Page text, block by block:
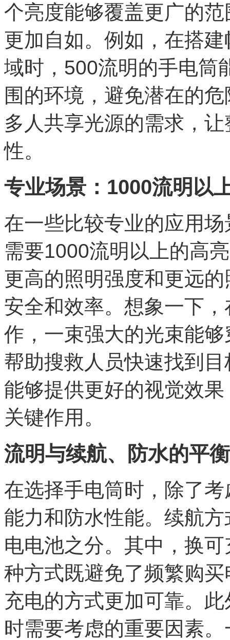
个亮度能够覆盖更广的
更加自如。例如，在搭
域时，500流明的手电筒
围的环境，避免潜在的
多人共享光源的需求，
性。
专业场景：1000流明以
在一些比较专业的应用
需要1000流明以上的高
更高的照明强度和更远
安全和效率。想象一下
作，一束强大的光束能
帮助搜救人员快速找到
能够提供更好的视觉效
关键作用。
流明与续航、防水的平衡
在选择手电筒时，除了
能力和防水性能。续航
电电池之分。其中，换
种方式既避免了频繁购
充电的方式更加可靠。
时需要考虑的重要因素